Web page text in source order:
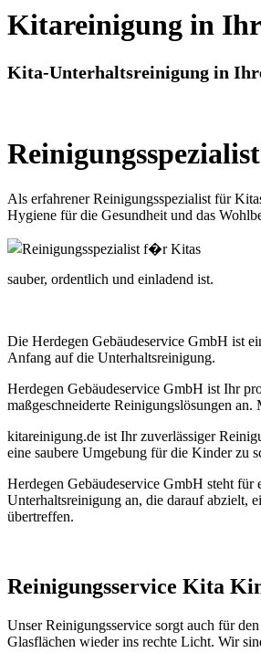
Kitareinigung in
Kita-Unterhaltsreinigung in
Als erfahrener Reinigungsspezialist für
Hygiene für die Gesundheit und das
sauber, ordentlich und einladend ist.
Die Herdegen Gebäudeservice GmbH ist
Anfang auf die Unterhaltsreinigung.
Herdegen Gebäudeservice GmbH ist Ihr
maßgeschneiderte Reinigungslösungen
kitareinigung.de ist Ihr zuverlässiger
eine saubere Umgebung für die Kinder zu
Herdegen Gebäudeservice GmbH steht
Unterhaltsreinigung an, die darauf abzielt,
übertreffen.
Reinigungsservice Kita
Unser Reinigungsservice sorgt auch für
Glasflächen wieder ins rechte Licht. Wir